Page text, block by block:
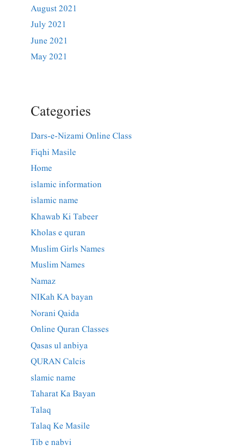
August 2021
July 2021
June 2021
May 2021
Categories
Dars-e-Nizami Online Class
Fiqhi Masile
Home
islamic information
islamic name
Khawab Ki Tabeer
Kholas e quran
Muslim Girls Names
Muslim Names
Namaz
NIKah KA bayan
Norani Qaida
Online Quran Classes
Qasas ul anbiya
QURAN Calcis
slamic name
Taharat Ka Bayan
Talaq
Talaq Ke Masile
Tib e nabvi